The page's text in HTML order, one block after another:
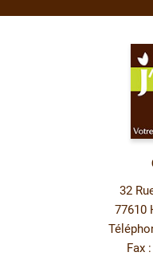
32
77610
Fax